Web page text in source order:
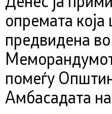
опремата
предвидена во
помеѓу
Амбасадата